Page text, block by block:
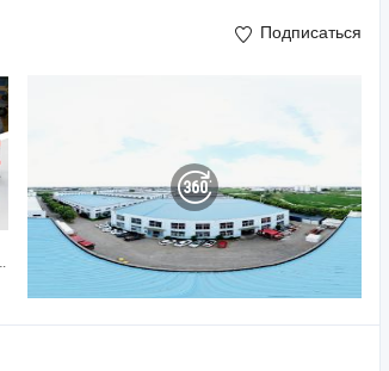
Подписаться